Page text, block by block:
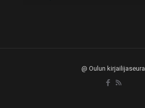
@ Oulun kirjailijaseura